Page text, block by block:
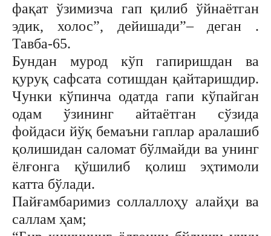
фақат ўзимизча гап қилиб ўйнаётган
эдик, холос”, дейишади”– деган .
Тавба-65.
Бундан мурод кўп гапиришдан ва
қуруқ сафсата сотишдан қайтаришдир.
Чунки кўпинча одатда гапи кўпайган
одам ўзининг айтаётган сўзида
фойдаси йўқ бемаъни гаплар аралашиб
қолишидан саломат бўлмайди ва унинг
ёлғонга қўшилиб қолиш эҳтимоли
катта бўлади.
Пайғамбаримиз соллаллоҳу алайҳи ва
саллам ҳам;